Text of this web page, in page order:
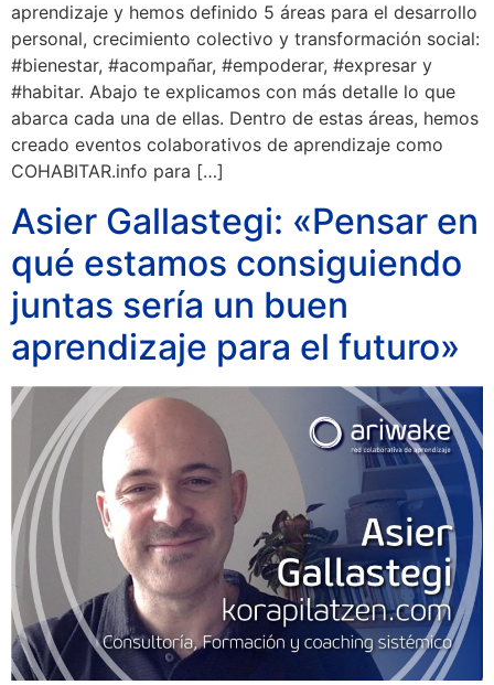
aprendizaje y hemos definido 5 áreas para el desarrollo
personal, crecimiento colectivo y transformación social:
#bienestar, #acompañar, #empoderar, #expresar y
#habitar. Abajo te explicamos con más detalle lo que
abarca cada una de ellas. Dentro de estas áreas, hemos
creado eventos colaborativos de aprendizaje como
COHABITAR.info para […]
Asier Gallastegi: «Pensar en
qué estamos consiguiendo
juntas sería un buen
aprendizaje para el futuro»